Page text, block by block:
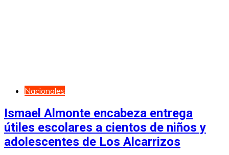
Nacionales
Ismael Almonte encabeza entrega
útiles escolares a cientos de niños y
adolescentes de Los Alcarrizos